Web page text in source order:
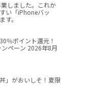
しました。これか
い「iPhoneバッ
す。
％ポイント還元！
ペーン 2026年8月
」がおいしそ！夏限